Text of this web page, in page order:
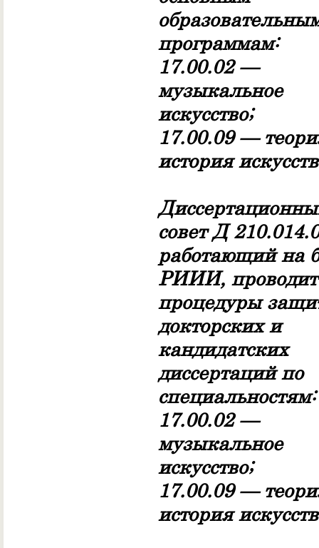
программам:
17.00.02 —
музыкальное
искусство;
17.00.09 —
история
совет Д
работающий на
РИИИ, проводит
процедуры
докторских и
кандидатских
диссертаций по
специальностям:
17.00.02 —
музыкальное
искусство;
17.00.09 —
история